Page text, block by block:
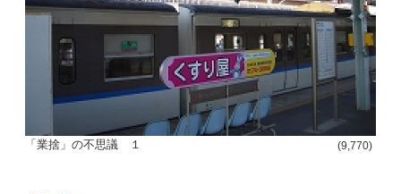
「業捨」の不思議 １ (9,770)